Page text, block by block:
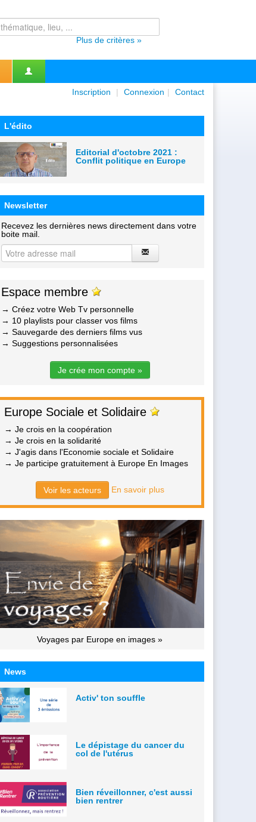
Plus de critères »
Inscription | Connexion | Contact
L'édito
Editorial d'octobre 2021 :
Conflit politique en Europe
Newsletter
Recevez les dernières news directement dans votre
boite mail.
Espace membre
→ Créez votre Web Tv personnelle
→ 10 playlists pour classer vos films
→ Sauvegarde des derniers films vus
→ Suggestions personnalisées
Je crée mon compte »
Europe Sociale et Solidaire
→ Je crois en la coopération
→ Je crois en la solidarité
→ J'agis dans l'Economie sociale et Solidaire
→ Je participe gratuitement à Europe En Images
Voir les acteurs En savoir plus
Voyages par Europe en images »
News
Activ' ton souffle
Le dépistage du cancer du
col de l'utérus
Bien réveillonner, c'est aussi
bien rentrer